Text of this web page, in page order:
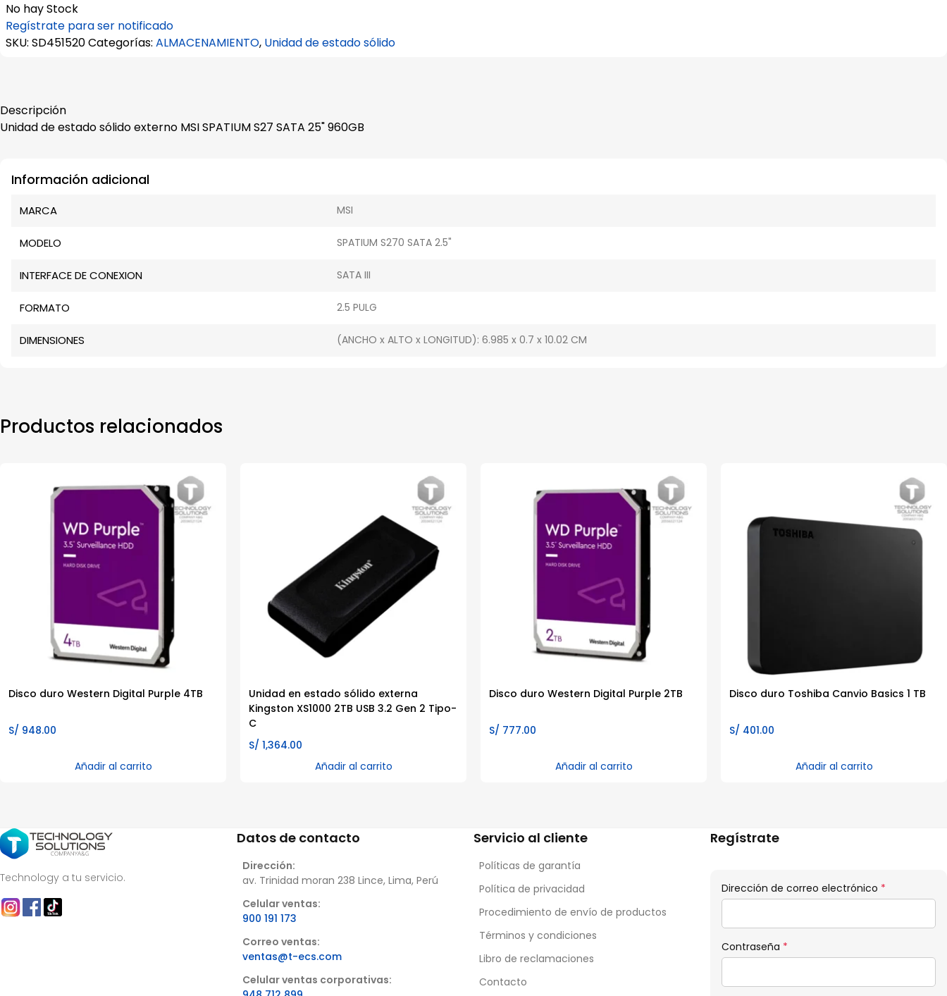
No hay Stock
Regístrate para ser notificado
SKU: SD451520Categorías: ALMACENAMIENTO, Unidad de estado sólido
Descripción
Unidad de estado sólido externo MSI SPATIUM S27 SATA 25" 960GB
Información adicional
MARCA MSI
MODELO SPATIUM S270 SATA 2.5"
INTERFACE DE CONEXION SATA III
FORMATO 2.5 PULG
DIMENSIONES (ANCHO x ALTO x LONGITUD): 6.985 x 0.7 x 10.02 CM
Productos relacionados
Disco duro Western Digital Purple 4TB
S/ 948.00
Añadir al carrito
Unidad en estado sólido externa
Kingston XS1000 2TB USB 3.2 Gen 2 Tipo-
C
S/ 1,364.00
Añadir al carrito
Disco duro Western Digital Purple 2TB
S/ 777.00
Añadir al carrito
Disco duro Toshiba Canvio Basics 1 TB
S/ 401.00
Añadir al carrito
Technology a tu servicio.
Datos de contacto
Dirección:
av. Trinidad moran 238 Lince, Lima, Perú
Celular ventas:
900 191 173
Correo ventas:
ventas@t-ecs.com
Celular ventas corporativas:
Servicio al cliente
Políticas de garantía
Política de privacidad
Procedimiento de envío de productos
Términos y condiciones
Libro de reclamaciones
Contacto
Regístrate
Dirección de correo electrónico *
Contraseña *